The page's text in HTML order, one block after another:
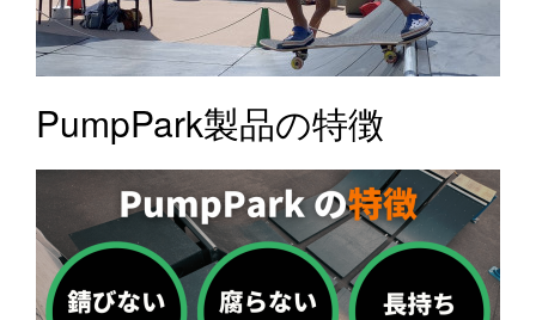
PumpPark製品の特徴